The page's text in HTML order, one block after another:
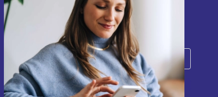
Liitu meie uudiskirjaga!
Ära jäta enam ühtegi pakkumist vahele.
Registreeru